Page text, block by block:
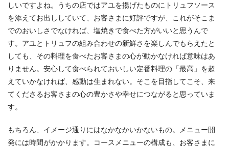
しいですよね。うちの店ではアユを揚げたものにトリュフソース
を添えてお出ししていて、お客さまに好評ですが、これがそこま
でのおいしさでなければ、塩焼きで食べた方がいいと思うんで
す。アユとトリュフの組み合わせの新鮮さを楽しんでもらえたと
しても、その料理を食べたお客さまの心が動かなければ意味はあ
りません。安心して食べられておいしい定番料理の「最高」を超
えていかなければ、感動は生まれない。そこを目指してこそ、来
てくださるお客さまの心の豊かさや幸せにつながると思っていま
す。
もちろん、イメージ通りにはなかなかいかないもの。メニュー開
発には時間がかかります。コースメニューの構成も、お客さまに